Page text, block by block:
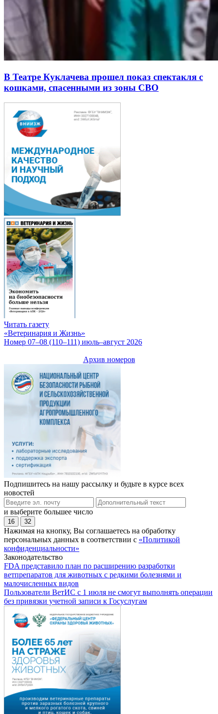
В Театре Куклачева прошел показ спектакля с
кошками, спасенными из зоны СВО
Читать газету
«Ветеринария и Жизнь»
Номер 07–08 (110–111) июль–август 2026
Архив номеров
Подпишитесь на нашу рассылку и будьте в курсе всех
новостей
и выберите большее число
16 32
Нажимая на кнопку, Вы соглашаетесь на обработку
персональных данных в соответствии с «Политикой
конфиденциальности»
Законодательство
FDA представило план по расширению разработки
ветпрепаратов для животных с редкими болезнями и
малочисленных видов
Пользователи ВетИС с 1 июля не смогут выполнять операции
без привязки учетной записи к Госуслугам